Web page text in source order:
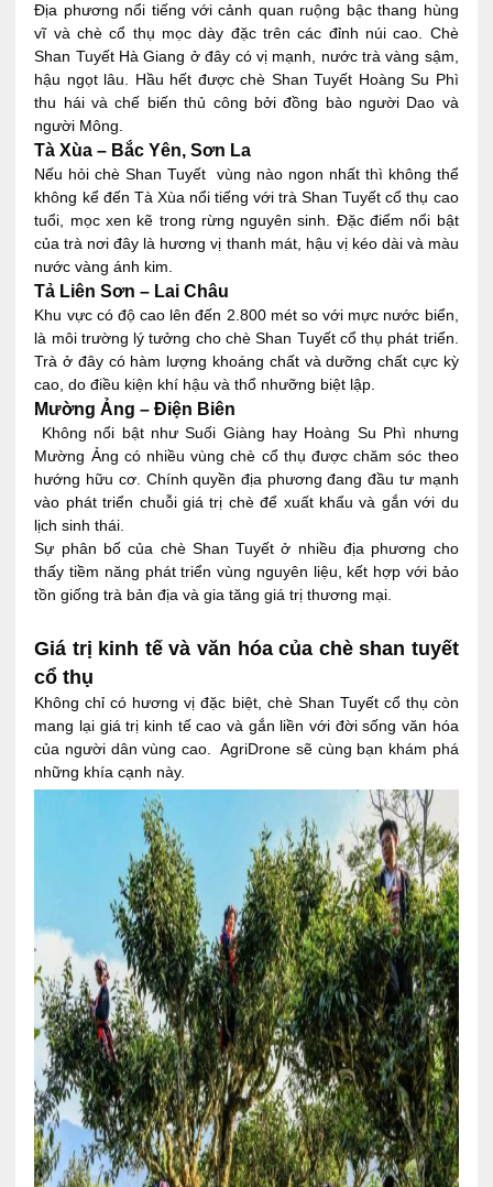
Địa phương nổi tiếng với cảnh quan ruộng bậc thang hùng
vĩ và chè cổ thụ mọc dày đặc trên các đỉnh núi cao. Chè
Shan Tuyết Hà Giang ở đây có vị mạnh, nước trà vàng sậm,
hậu ngọt lâu. Hầu hết được chè Shan Tuyết Hoàng Su Phì​
thu hái và chế biến thủ công bởi đồng bào người Dao và
người Mông.
Tà Xùa – Bắc Yên, Sơn La
Nếu hỏi chè Shan Tuyết vùng nào ngon nhất​ thì không thể
không kể đến Tà Xùa nổi tiếng với trà Shan Tuyết cổ thụ cao
tuổi, mọc xen kẽ trong rừng nguyên sinh. Đặc điểm nổi bật
của trà nơi đây là hương vị thanh mát, hậu vị kéo dài và màu
nước vàng ánh kim.
Tả Liên Sơn – Lai Châu
Khu vực có độ cao lên đến 2.800 mét so với mực nước biển,
là môi trường lý tưởng cho chè Shan Tuyết cổ thụ phát triển.
Trà ở đây có hàm lượng khoáng chất và dưỡng chất cực kỳ
cao, do điều kiện khí hậu và thổ nhưỡng biệt lập.
Mường Ảng – Điện Biên
Không nổi bật như Suối Giàng hay Hoàng Su Phì nhưng
Mường Ảng có nhiều vùng chè cổ thụ được chăm sóc theo
hướng hữu cơ. Chính quyền địa phương đang đầu tư mạnh
vào phát triển chuỗi giá trị chè để xuất khẩu và gắn với du
lịch sinh thái.
Sự phân bố của chè Shan Tuyết ở nhiều địa phương cho
thấy tiềm năng phát triển vùng nguyên liệu, kết hợp với bảo
tồn giống trà bản địa và gia tăng giá trị thương mại.
Giá trị kinh tế và văn hóa của chè shan tuyết
cổ thụ
Không chỉ có hương vị đặc biệt, chè Shan Tuyết cổ thụ còn
mang lại giá trị kinh tế cao và gắn liền với đời sống văn hóa
của người dân vùng cao.AgriDrone sẽ cùng bạn khám phá
những khía cạnh này.